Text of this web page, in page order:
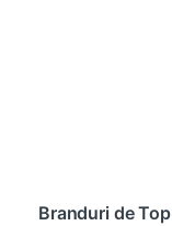
Branduri de Top